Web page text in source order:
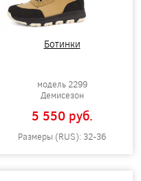
Ботинки
модель 2299
Демисезон
5 550 pуб.
Размеры (RUS): 32-36